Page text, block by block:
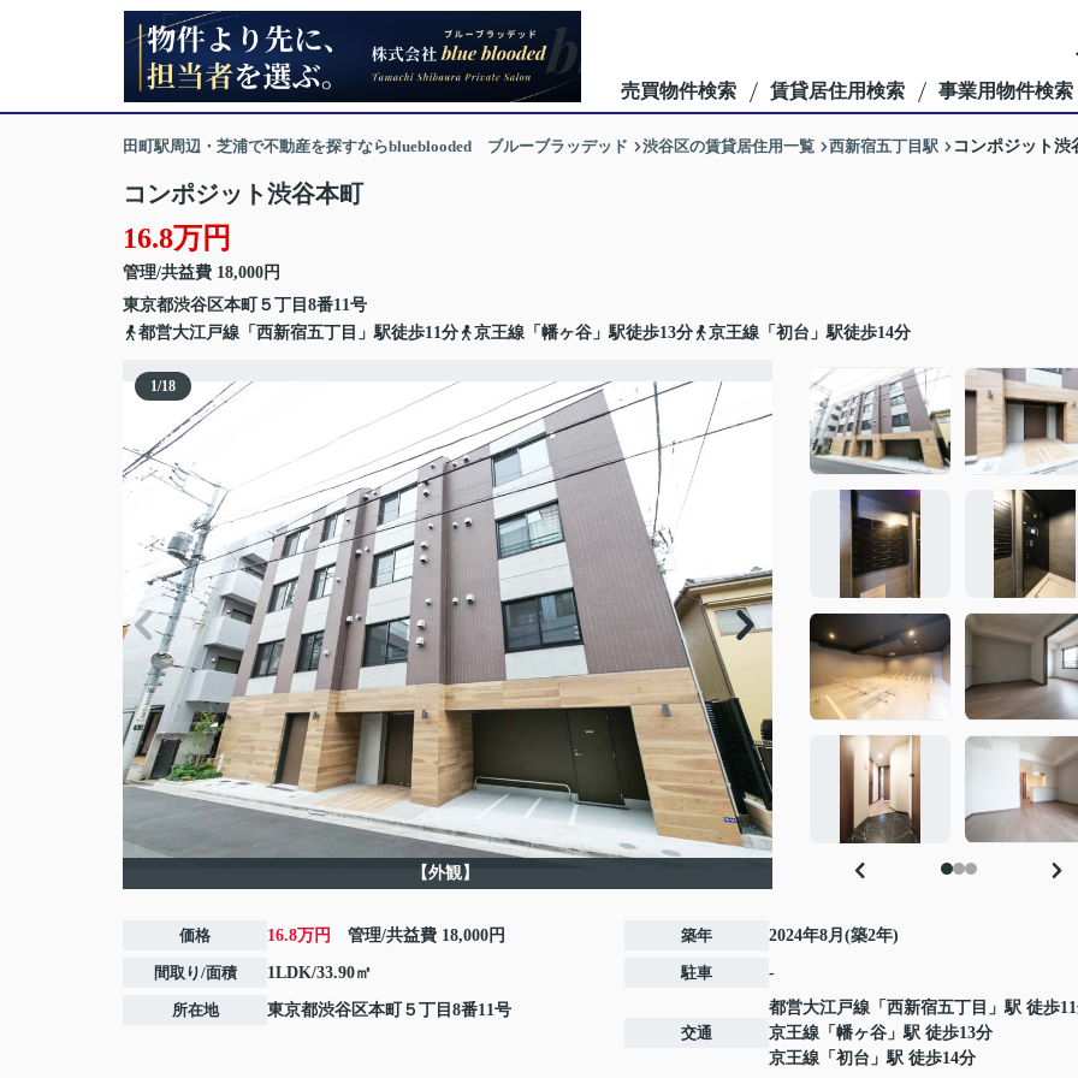
売買物件検索 賃貸居住用検索 事業用物件検索
田町駅周辺・芝浦で不動産を探すならblueblooded ブルーブラッデッド 渋谷区の賃貸居住用一覧 西新宿五丁目駅 コンポジット渋
コンポジット渋谷本町
16.8万円
管理/共益費 18,000円
東京都渋谷区本町
５丁目8番11号
都営大江戸線「西新宿五丁目」駅徒歩11分
京王線「幡ヶ谷」駅徒歩13分 京王線「初台」駅徒歩14分
1/18
【外観】
価格 16.8万円 管理/共益費 18,000円
間取り/面積 1LDK/33.90㎡
所在地 東京都渋谷区本町 ５丁目8番11号
築年 2024年8月(築2年)
駐車 -
交通
都営大江戸線 「 西新宿五丁目 」駅 徒歩
京王線 「 幡ヶ谷 」駅 徒歩13分
京王線 「 初台 」駅 徒歩14分